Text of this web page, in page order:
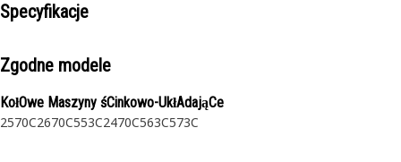
Specyfikacje
Zgodne modele
KołOwe Maszyny śCinkowo-UkłAdająCe
2570C2670C553C2470C563C573C